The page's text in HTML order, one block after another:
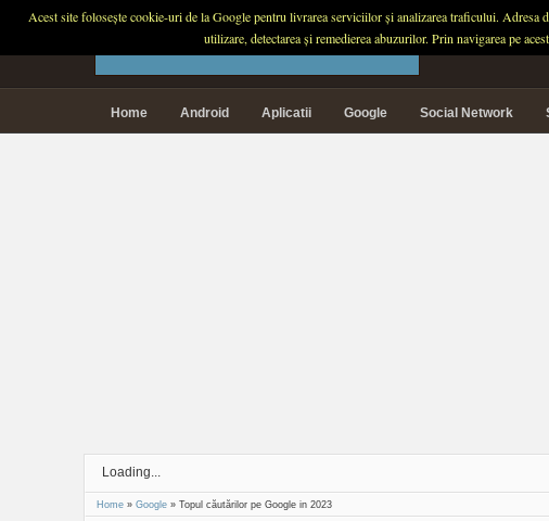
PLANETA TECH
Home Android Aplicatii Google Social Network
Loading...
Home » Google » Topul căutărilor pe Google in 2023
Acest site folosește cookie-uri de la Google pentru livrarea serviciilor și analizarea traficului.
utilizare, detectarea și remedierea abuzurilor. Prin navigarea pe